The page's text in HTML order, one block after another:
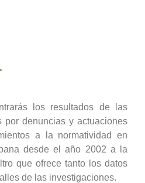
los resultados de las
por denuncias y actuaciones
a la normatividad en
desde el año 2002 a la
que ofrece tanto los datos
de las investigaciones.